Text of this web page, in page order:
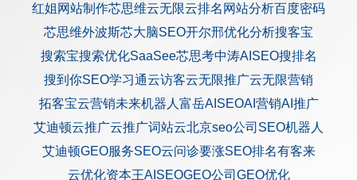
红姐网站制作芯思维云无限云排名 网站分析百度密码
芯思维外波斯芯大脑SEO开尔邢优化分析搜客宝
搜索宝搜索优化SaaSee芯思考中涛AISEO搜排名
搜到你SEO学习通云访客云无限推广云无限营销
拓客宝云营销未来机器人 富岳AISEOAI营销AI推广
艾迪顿云推广云推广词站云北京seo公司 SEO机器人
艾迪顿GEO服务SEO云问诊要涨SEO排名有客来
云优化资本王AISEOGEO公司 GEO优化